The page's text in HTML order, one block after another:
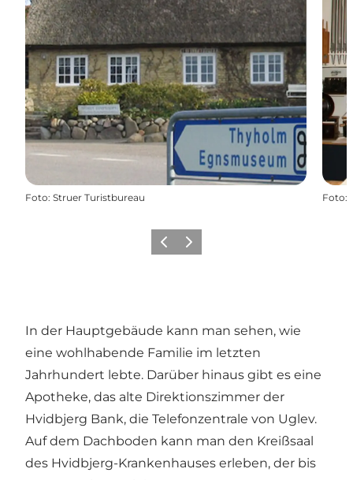
Foto: Struer Turistbureau Foto:
ZurückWeiter
In der Hauptgebäude kann man sehen, wie
eine wohlhabende Familie im letzten
Jahrhundert lebte. Darüber hinaus gibt es eine
Apotheke, das alte Direktionszimmer der
Hvidbjerg Bank, die Telefonzentrale von Uglev.
Auf dem Dachboden kann man den Kreißsaal
des Hvidbjerg-Krankenhauses erleben, der bis